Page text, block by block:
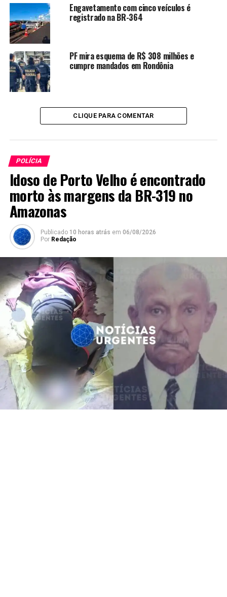
Engavetamento com cinco veículos é
registrado na BR-364
PF mira esquema de R$ 308 milhões e
cumpre mandados em Rondônia
CLIQUE PARA COMENTAR
POLÍCIA
Idoso de Porto Velho é encontrado
morto às margens da BR-319 no
Amazonas
Publicado 10 horas atrás em 06/08/2026
Por Redação